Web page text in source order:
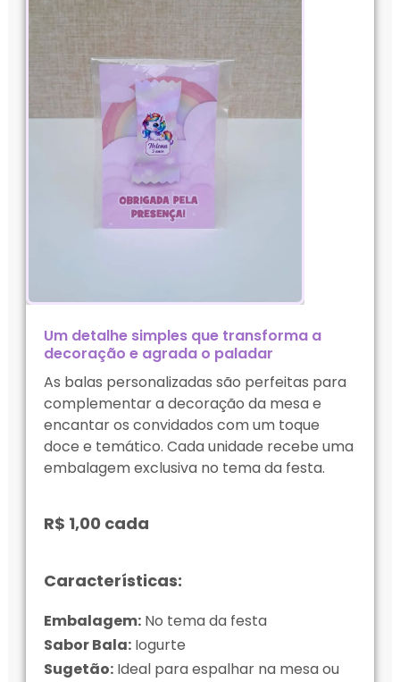
Um detalhe simples que transforma a
decoração e agrada o paladar
As balas personalizadas são perfeitas para
complementar a decoração da mesa e
encantar os convidados com um toque
doce e temático. Cada unidade recebe uma
embalagem exclusiva no tema da festa.
R$ 1,00 cada
Características:
Embalagem:No tema da festa
Sabor Bala:Iogurte
Sugetão:Ideal para espalhar na mesa ou